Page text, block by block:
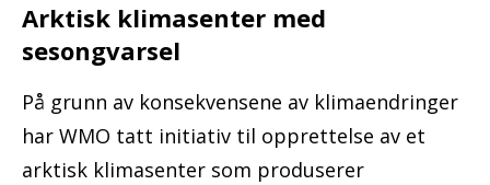
Arktisk klimasenter med
sesongvarsel
På grunn av konsekvensene av klimaendringer
har WMO tatt initiativ til opprettelse av et
arktisk klimasenter som produserer